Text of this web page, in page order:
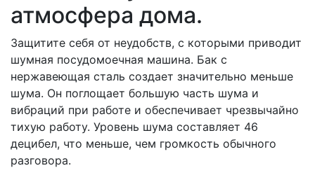
атмосфера дома.
Защитите себя от неудобств, с которыми приводит
шумная посудомоечная машина. Бак с
нержавеющая сталь создает значительно меньше
шума. Он поглощает большую часть шума и
вибраций при работе и обеспечивает чрезвычайно
тихую работу. Уровень шума составляет 46
децибел, что меньше, чем громкость обычного
разговора.